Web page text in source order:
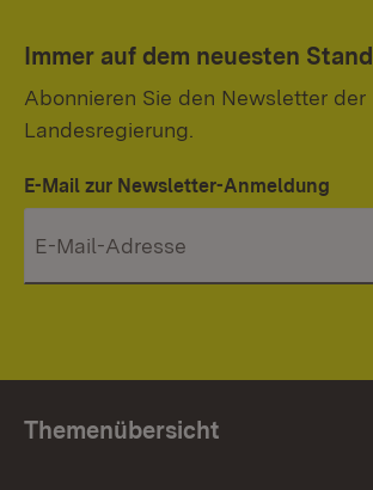
Immer auf dem neuesten Stand
Abonnieren Sie den Newsletter der
Landesregierung.
E-Mail zur Newsletter-Anmeldung
Themenübersicht